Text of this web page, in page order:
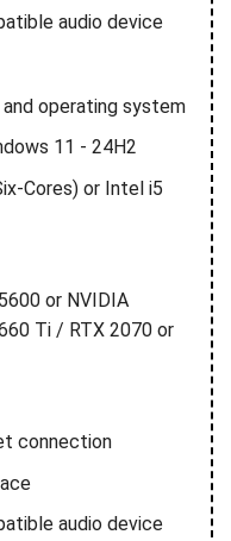
audio device
operating system
11 - 24H2
Cores) or Intel i5
or NVIDIA
Ti / RTX 2070 or
connection
audio device